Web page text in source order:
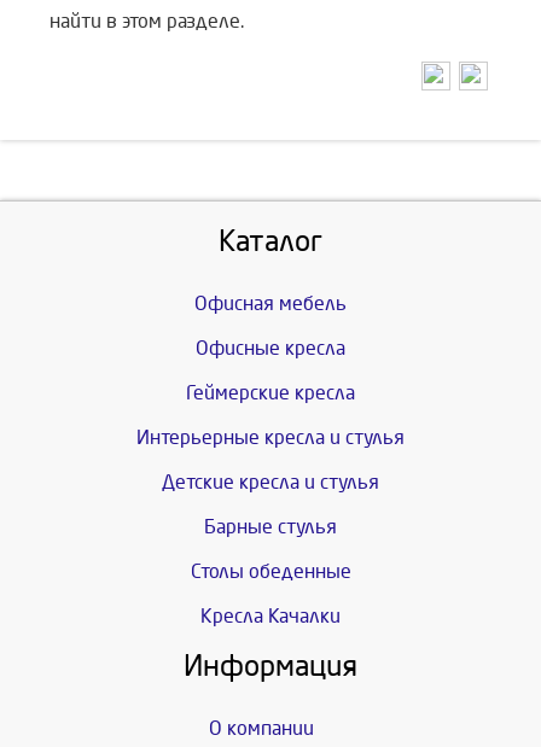
найти в этом разделе.
Каталог
Офисная мебель
Офисные кресла
Геймерские кресла
Интерьерные кресла и стулья
Детские кресла и стулья
Барные стулья
Столы обеденные
Кресла Качалки
Информация
О компании